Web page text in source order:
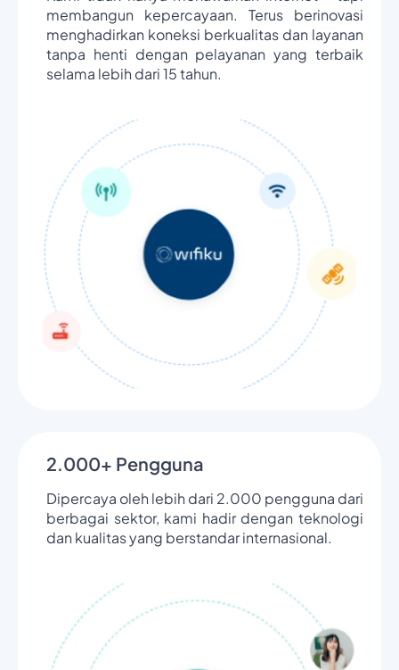
membangun kepercayaan. Terus berinovasi
menghadirkan koneksi berkualitas dan layanan
tanpa henti dengan pelayanan yang terbaik
selama lebih dari 15 tahun.
2.000+ Pengguna
Dipercaya oleh lebih dari 2.000 pengguna dari
berbagai sektor, kami hadir dengan teknologi
dan kualitas yang berstandar internasional.